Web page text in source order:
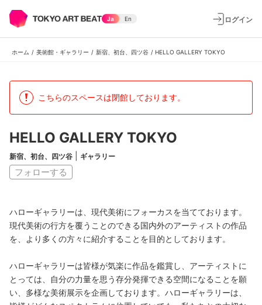
Ja En ログイン
ホーム / 美術館・ギャラリー / 新宿、初台、四ツ谷 / HELLO GALLERY TOKYO
こちらのスペースは閉館しております。
HELLO GALLERY TOKYO
新宿、初台、四ツ谷 ギャラリー
フォローする
ハローギャラリーは、現代美術にフォーカスを当てております。
現代美術の行方を覆うことのできる国内外のアーティストの作品
を、より多くの方々に紹介することを目的としております。
ハローギャラリーは皆様が気楽に作品を鑑賞し、アーティストに
とっては、自分の力量を思う存分発揮できる空間になることを願
い、多様な美術展示を企画しております。ハローギャラリーは、